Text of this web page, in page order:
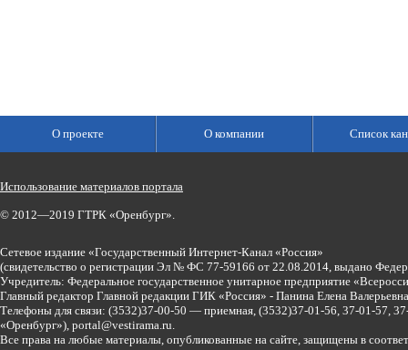
О проекте О компании Список
Использование материалов портала
© 2012—2019 ГТРК «Оренбург».
Сетевое издание «Государственный Интернет-Канал «Россия»
(свидетельство о регистрации Эл № ФС 77-59166 от 22.08.2014, выдано
Учредитель: Федеральное государственное унитарное предприятие
Главный редактор Главной редакции ГИК «Россия» - Панина Елена
Телефоны для связи: (3532)37-00-50 — приемная, (3532)37-01-56, 37-01-57,
«Оренбург»), portal@vestirama.ru.
Все права на любые материалы, опубликованные на сайте, защищены в